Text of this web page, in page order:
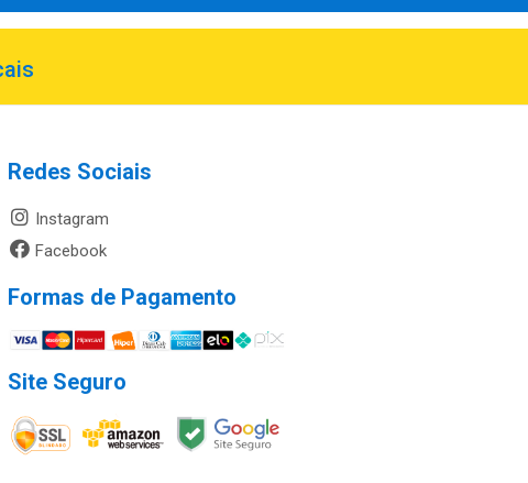
Redes Sociais
Instagram
Facebook
Formas de Pagamento
Site Seguro